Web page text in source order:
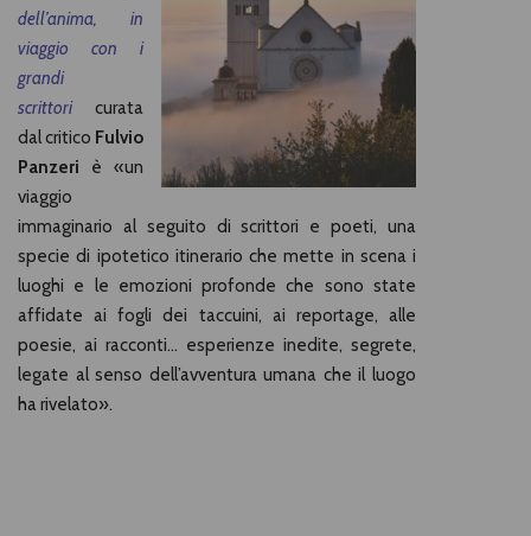
dell’anima, in
viaggio con i
grandi
scrittori
curata
dal critico Fulvio
Panzeri è «un
viaggio
immaginario al seguito di scrittori e poeti, una
specie di ipotetico itinerario che mette in scena i
luoghi e le emozioni profonde che sono state
affidate ai fogli dei taccuini, ai reportage, alle
poesie, ai racconti... esperienze inedite, segrete,
legate al senso dell’avventura umana che il luogo
ha rivelato».